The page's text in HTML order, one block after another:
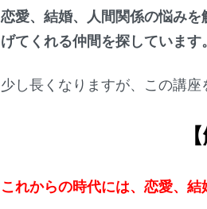
恋愛、結婚、人間関係の悩み
げてくれる仲間を探しています
少し長くなりますが、この講座
これからの時代には、恋愛、